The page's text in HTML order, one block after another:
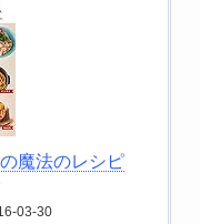
魔法のレシピ
03-30